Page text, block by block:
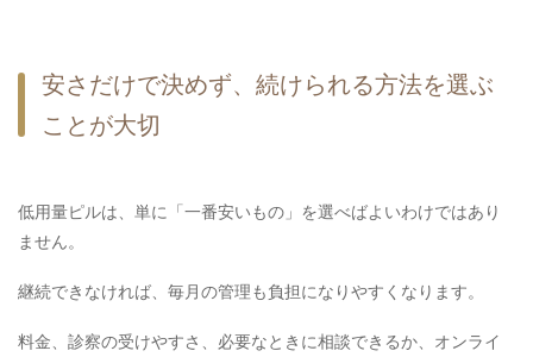
安さだけで決めず、続けられる方法を選ぶ
ことが大切
低用量ピルは、単に「一番安いもの」を選べばよいわけではあり
ません。
継続できなければ、毎月の管理も負担になりやすくなります。
料金、診察の受けやすさ、必要なときに相談できるか、オンライ